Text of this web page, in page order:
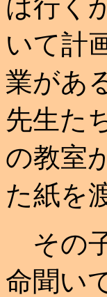
は行く
いて計
業があ
先生た
の教室
た紙を
その
命聞い